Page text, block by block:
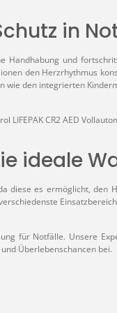
in
und
den Herzrhythmus
wie den integrierten
LIFEPAK CR2 AED
ideale
diese es ermöglicht,
für Notfälle. Unsere
Überlebenschancen bei.